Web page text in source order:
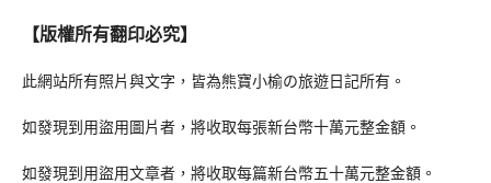
【版權所有翻印必究】
此網站所有照片與文字，皆為熊寶小榆の旅遊日記所有。
如發現到用盜用圖片者，將收取每張新台幣十萬元整金額。
如發現到用盜用文章者，將收取每篇新台幣五十萬元整金額。